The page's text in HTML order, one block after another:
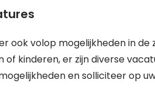
ook volop mogelijkheden in
of kinderen, er zijn diverse
en solliciteer op